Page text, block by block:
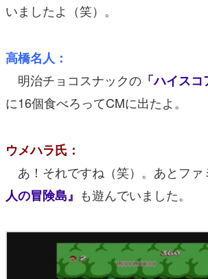
いましたよ（笑）。
高橋名人：
明治チョコスナックの 「ハイスコ
に16個食べろってCMに出たよ。
ウメハラ氏：
あ！それですね（笑）。あとファ
人の冒険島』 も遊んでいました。